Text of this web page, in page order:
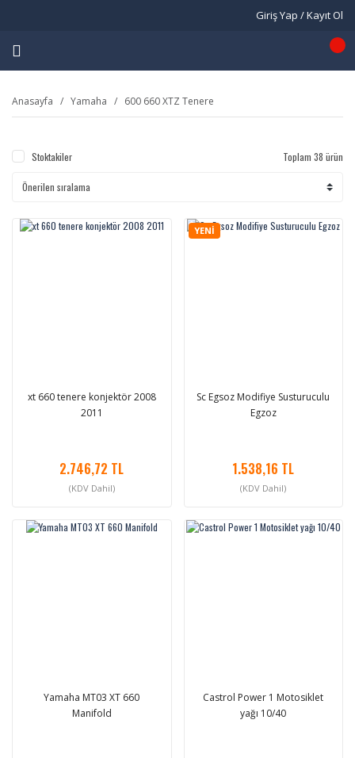
Giriş Yap / Kayıt Ol
Anasayfa Yamaha 600 660 XTZ Tenere
Stoktakiler Toplam 38 ürün
xt 660 tenere konjektör 2008
2011
2.746,72 TL
(KDV Dahil)
YENİ
Sc Egsoz Modifiye Susturuculu
Egzoz
1.538,16 TL
(KDV Dahil)
Yamaha MT03 XT 660
Manifold
Castrol Power 1 Motosiklet
yağı 10/40